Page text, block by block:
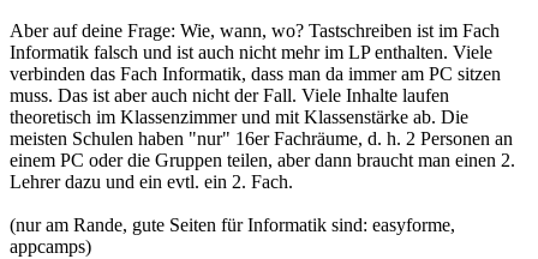
Aber auf deine Frage: Wie, wann, wo? Tastschreiben ist im Fach
Informatik falsch und ist auch nicht mehr im LP enthalten. Viele
verbinden das Fach Informatik, dass man da immer am PC sitzen
muss. Das ist aber auch nicht der Fall. Viele Inhalte laufen
theoretisch im Klassenzimmer und mit Klassenstärke ab. Die
meisten Schulen haben "nur" 16er Fachräume, d. h. 2 Personen an
einem PC oder die Gruppen teilen, aber dann braucht man einen 2.
Lehrer dazu und ein evtl. ein 2. Fach.
(nur am Rande, gute Seiten für Informatik sind: easyforme,
appcamps)